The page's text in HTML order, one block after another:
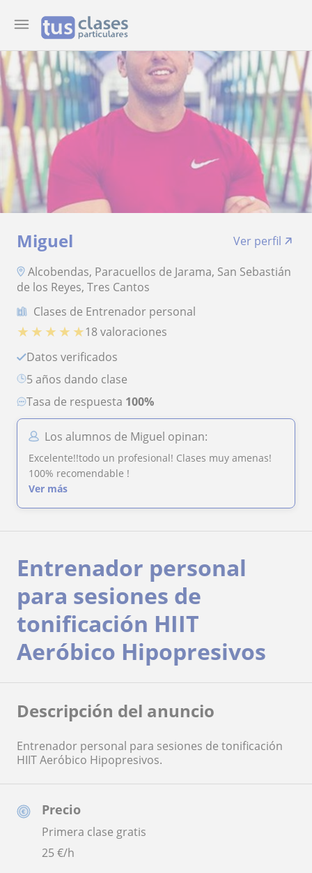
Miguel
Ver perfil
Alcobendas, Paracuellos de Jarama, San Sebastián
de los Reyes, Tres Cantos
Clases de Entrenador personal
★ ★ ★ ★ ★18 valoraciones
Datos verificados
5 años dando clase
Tasa de respuesta 100%
Los alumnos de Miguel opinan:
Excelente!!todo un profesional! Clases muy amenas!
100% recomendable !
Ver más
Precio
Primera clase gratis
25€/h
Entrenador personal
para sesiones de
tonificación HIIT
Aeróbico Hipopresivos
Descripción del anuncio
Entrenador personal para sesiones de tonificación
HIIT Aeróbico Hipopresivos.